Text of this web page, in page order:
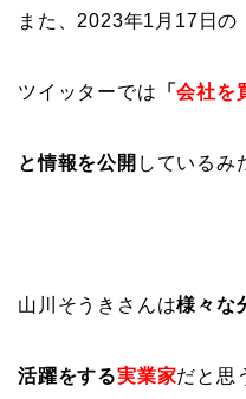
また、2023年1月17日の
ツイッターでは 「会社を
と情報を公開 しているみ
山川そうきさんは様々な
活躍をする実業家だと思